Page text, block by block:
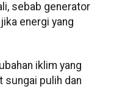
sebab generator
energi yang
iklim yang
sungai pulih dan